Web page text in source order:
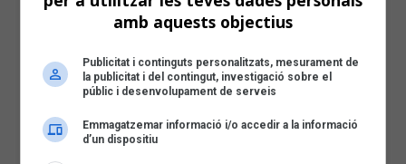
amb aquests objectius
Publicitat i continguts personalitzats, mesurament de
la publicitat i del contingut, investigació sobre el
públic i desenvolupament de serveis
Emmagatzemar informació i/o accedir a la informació
d’un dispositiu